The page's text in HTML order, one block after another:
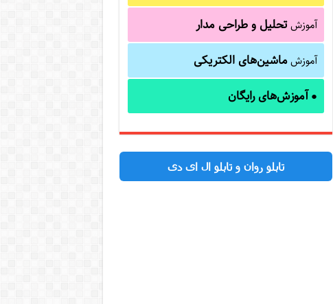
آموزشتحلیل و طراحی مدار
آموزشماشین‌های الکتریکی
●آموزش‌های رایگان
تابلو روان و تابلو ال ای دی